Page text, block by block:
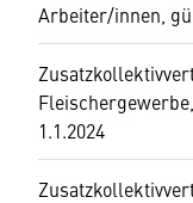
Arbeiter/innen,
1.1.2024